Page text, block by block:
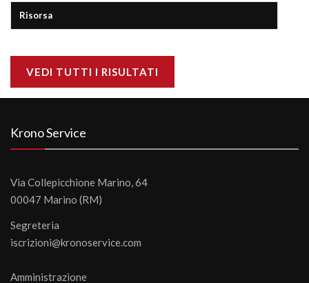
Risorsa
VEDI TUTTI I RISULTATI
Krono Service
Via Collepicchione Marino, 64
00047 Marino (RM)
Segreteria
iscrizioni@kronoservice.com
Amministrazione